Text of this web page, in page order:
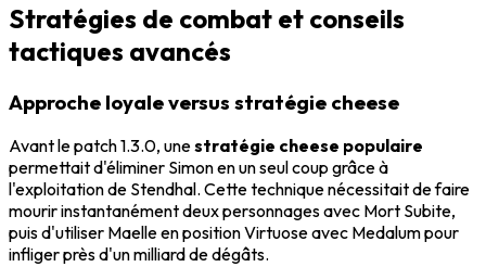
Stratégies de combat et conseils
tactiques avancés
Approche loyale versus stratégie cheese
Avant le patch 1.3.0, unestratégie cheese populaire
permettait d'éliminer Simon en un seul coup grâce à
l'exploitation de Stendhal. Cette technique nécessitait de faire
mourir instantanément deux personnages avec Mort Subite,
puis d'utiliser Maelle en position Virtuose avec Medalum pour
infliger près d'un milliard de dégâts.